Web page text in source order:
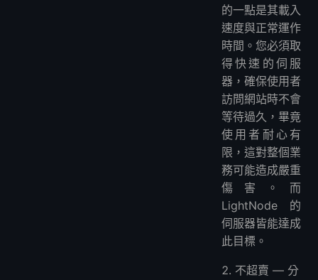
的一點是其載入
速度與正常運作
時間。您必須取
得快速的伺服
器，確保使用者
訪問網站時不會
等待過久，畢竟
使用者耐心有
限，這對整個業
務可能造成嚴重
傷害。而
LightNode 的
伺服器皆能達成
此目標。
不超賣 — 分